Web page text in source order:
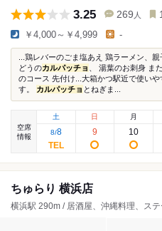
3.25 269 人
￥4,000～￥4,999 -
...鶏レバーのごま塩あえ 鶏ラーメン、
どうのカルパッチョ
、 湯葉のお刺身 ま
のコース 先付け...大箱かつ駅近で使い
す。 カルパッチョ とねぎま...
空席
情報
土
8/8
日
9
月
10
ちゅらり 横浜店
横浜駅 290m / 居酒屋、沖縄料理、ステ